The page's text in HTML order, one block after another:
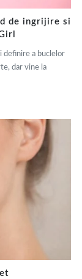
de ingrijire si
definire a buclelor
dar vine la